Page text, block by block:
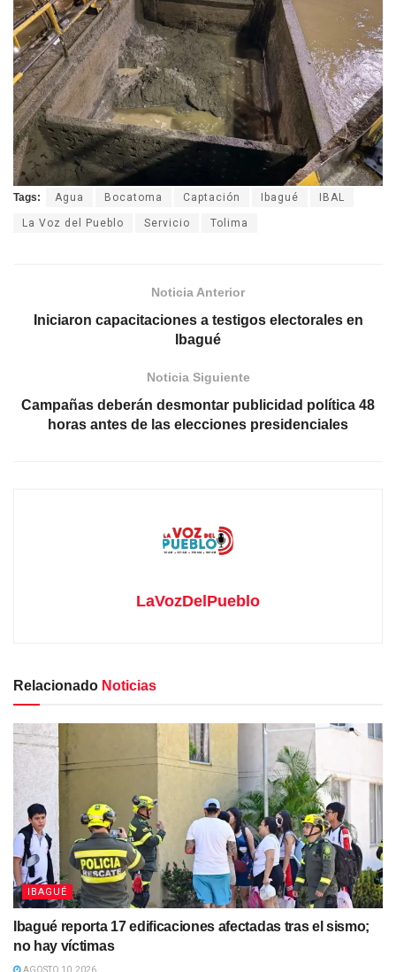
Tags: Agua Bocatoma Captación Ibagué IBAL
La Voz del Pueblo Servicio Tolima
Noticia Anterior
Iniciaron capacitaciones a testigos electorales en
Ibagué
Noticia Siguiente
Campañas deberán desmontar publicidad política 48
horas antes de las elecciones presidenciales
LaVozDelPueblo
Relacionado Noticias
IBAGUÉ
Ibagué reporta 17 edificaciones afectadas tras el sismo;
no hay víctimas
AGOSTO 10, 2026